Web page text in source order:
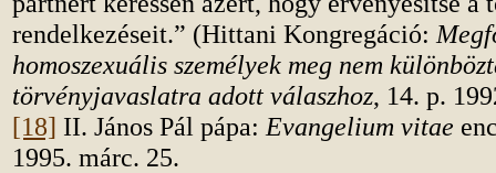
rendelkezéseit.” (Hittani Kongregáció:
homoszexuális személyek meg nem
törvényjavaslatra adott válaszhoz, 14. p.
[18] II. János Pál pápa: Evangelium vitae
1995. márc. 25.